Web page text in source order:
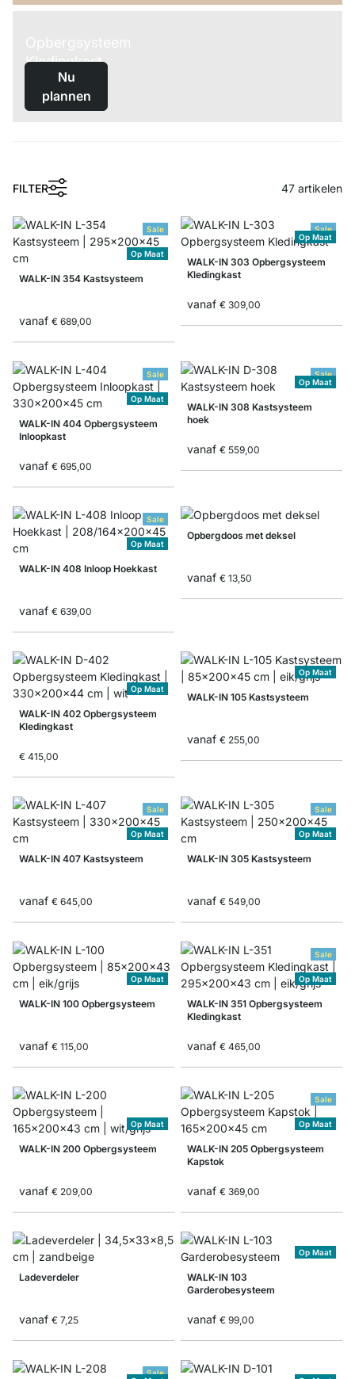
Kledingkast
Nu
plannen
FILTER 47 artikelen
Sale
Op Maat
WALK-IN 354 Kastsysteem
vanaf € 689,00
Sale
Op Maat
WALK-IN 303 Opbergsysteem
Kledingkast
vanaf € 309,00
Sale
Op Maat
WALK-IN 404 Opbergsysteem
Inloopkast
vanaf € 695,00
Sale
Op Maat
WALK-IN 308 Kastsysteem
hoek
vanaf € 559,00
Sale
Op Maat
WALK-IN 408 Inloop Hoekkast
vanaf € 639,00
Opbergdoos met deksel
vanaf € 13,50
Op Maat
WALK-IN 402 Opbergsysteem
Kledingkast
€ 415,00
Op Maat
WALK-IN 105 Kastsysteem
vanaf € 255,00
Sale
Op Maat
WALK-IN 407 Kastsysteem
vanaf € 645,00
Sale
Op Maat
WALK-IN 305 Kastsysteem
vanaf € 549,00
Op Maat
WALK-IN 100 Opbergsysteem
vanaf € 115,00
Sale
Op Maat
WALK-IN 351 Opbergsysteem
Kledingkast
vanaf € 465,00
Op Maat
WALK-IN 200 Opbergsysteem
vanaf € 209,00
Sale
Op Maat
WALK-IN 205 Opbergsysteem
Kapstok
vanaf € 369,00
Ladeverdeler
vanaf € 7,25
Op Maat
WALK-IN 103
Garderobesysteem
vanaf € 99,00
Sale